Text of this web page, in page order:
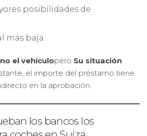
posibilidades de
más baja
no el vehículopero Su situación
el importe del préstamo tiene
en la aprobación.
los bancos los